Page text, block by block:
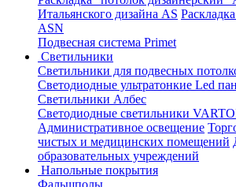
Итальянского дизайна AS
АSN
Подвесная система Primet
Светильники
Светильники для подвесных
Светодиодные ультратонкие Led
Светильники Албес
Светодиодные светильники
Административное освещение
чистых и медицинских помещений
образовательных учреждений
Напольные покрытия
Фальшполы